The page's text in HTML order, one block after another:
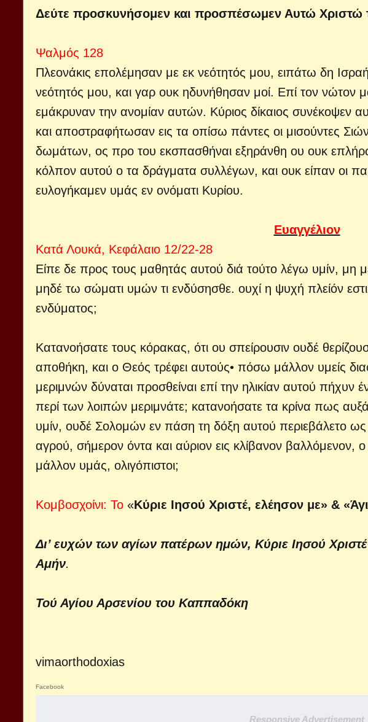
Δεύτε προσκυνήσομεν και προσπέσωμεν Αυτώ Χριστώ
Ψαλμός 128
Πλεονάκις επολέμησαν με εκ νεότητός μου, ειπάτω δη
νεότητός μου, και γαρ ουκ ηδυνήθησαν μοί. Επί τον νώτον
εμάκρυναν την ανομίαν αυτών. Κύριος δίκαιος συνέκοψεν
και αποστραφήτωσαν εις τα οπίσω πάντες οι μισούντες
δωμάτων, ος προ του εκσπασθήναι εξηράνθη ου ουκ
κόλπον αυτού ο τα δράγματα συλλέγων, και ουκ είπαν οι
ευλογήκαμεν υμάς εν ονόματι Κυρίου.
Ευαγγέλιον
Κατά Λουκά, Κεφάλαιο 12/22-28
Είπε δε προς τους μαθητάς αυτού διά τούτο λέγω υμίν, μη
μηδέ τω σώματι υμών τι ενδύσησθε. ουχί η ψυχή πλείόν
ενδύματος;
Κατανοήσατε τους κόρακας, ότι ου σπείρουσιν ουδέ
αποθήκη, και ο Θεός τρέφει αυτούς• πόσω μάλλον υμείς
μεριμνών δύναται προσθείναι επί την ηλικίαν αυτού πήχυν
περί των λοιπών μεριμνάτε; κατανοήσατε τα κρίνα πως
υμίν, ουδέ Σολομών εν πάση τη δόξη αυτού περιεβάλετο ως
αγρού, σήμερον όντα και αύριον εις κλίβανον
μάλλον υμάς, ολιγόπιστοι;
Κομβοσχοίνι: Το «Κύριε Ιησού Χριστέ, ελέησον με» &
Δι’ ευχών των αγίων πατέρων ημών, Κύριε Ιησού
Αμήν.
Τού Αγίου Αρσενίου του Καππαδόκη
vimaorthodoxias
Facebook
Responsive Advertisement